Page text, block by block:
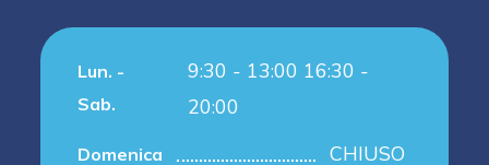
Lun. -
Sab.
9:30 - 13:00 16:30 -
20:00
Domenica CHIUSO